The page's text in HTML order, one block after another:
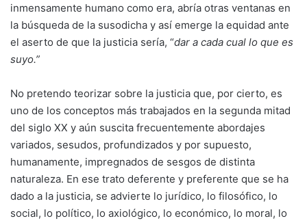
inmensamente humano como era, abría otras ventanas en
la búsqueda de la susodicha y así emerge la equidad ante
el aserto de que la justicia sería, “dar a cada cual lo que es
suyo.”
No pretendo teorizar sobre la justicia que, por cierto, es
uno de los conceptos más trabajados en la segunda mitad
del siglo XX y aún suscita frecuentemente abordajes
variados, sesudos, profundizados y por supuesto,
humanamente, impregnados de sesgos de distinta
naturaleza. En ese trato deferente y preferente que se ha
dado a la justicia, se advierte lo jurídico, lo filosófico, lo
social, lo político, lo axiológico, lo económico, lo moral, lo